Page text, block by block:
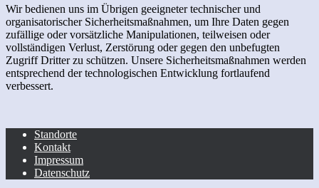
Wir bedienen uns im Übrigen geeigneter technischer und
organisatorischer Sicherheitsmaßnahmen, um Ihre Daten gegen
zufällige oder vorsätzliche Manipulationen, teilweisen oder
vollständigen Verlust, Zerstörung oder gegen den unbefugten
Zugriff Dritter zu schützen. Unsere Sicherheitsmaßnahmen werden
entsprechend der technologischen Entwicklung fortlaufend
verbessert.
Standorte
Kontakt
Impressum
Datenschutz